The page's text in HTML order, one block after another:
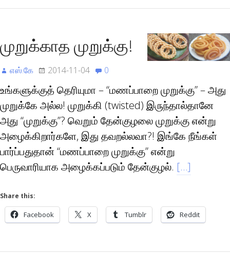
முறுக்காத முறுக்கு!
எஸ்.கே 2014-11-04 0
உங்களுக்குத் தெரியுமா – “மணப்பாறை முறுக்கு” – அது
முறுக்கே அல்ல! முறுக்கி (twisted) இருந்தால்தானே
அது “முறுக்கு”? வெறும் தேன்குழலை முறுக்கு என்று
அழைக்கிறார்களே, இது தவறல்லவா?! இங்கே நீங்கள்
பார்ப்பதுதான் “மணப்பாறை முறுக்கு” என்று
பெருவாரியாக அழைக்கப்படும் தேன்குழல். […]
Share this:
Facebook X Tumblr Reddit